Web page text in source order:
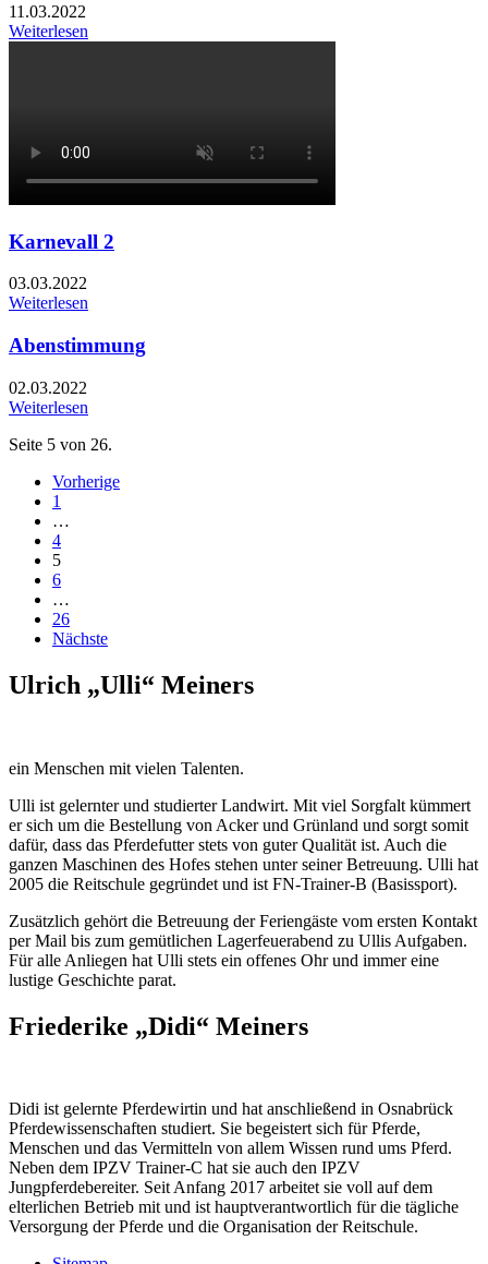
11.03.2022
Weiterlesen
Karnevall 2
03.03.2022
Weiterlesen
Abenstimmung
02.03.2022
Weiterlesen
Seite 5 von 26.
Vorherige
1
…
4
5
6
…
26
Nächste
Ulrich „Ulli“ Meiners
ein Menschen mit vielen Talenten.
Ulli ist gelernter und studierter Landwirt. Mit viel Sorgfalt kümmert
er sich um die Bestellung von Acker und Grünland und sorgt somit
dafür, dass das Pferdefutter stets von guter Qualität ist. Auch die
ganzen Maschinen des Hofes stehen unter seiner Betreuung. Ulli hat
2005 die Reitschule gegründet und ist FN-Trainer-B (Basissport).
Zusätzlich gehört die Betreuung der Feriengäste vom ersten Kontakt
per Mail bis zum gemütlichen Lagerfeuerabend zu Ullis Aufgaben.
Für alle Anliegen hat Ulli stets ein offenes Ohr und immer eine
lustige Geschichte parat.
Friederike „Didi“ Meiners
Didi ist gelernte Pferdewirtin und hat anschließend in Osnabrück
Pferdewissenschaften studiert. Sie begeistert sich für Pferde,
Menschen und das Vermitteln von allem Wissen rund ums Pferd.
Neben dem IPZV Trainer-C hat sie auch den IPZV
Jungpferdebereiter. Seit Anfang 2017 arbeitet sie voll auf dem
elterlichen Betrieb mit und ist hauptverantwortlich für die tägliche
Versorgung der Pferde und die Organisation der Reitschule.